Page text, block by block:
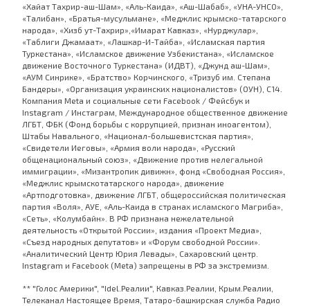
«Хайат Тахрир-аш-Шам», «Аль-Каида», «Аш-Шабаб», «УНА-УНСО»,
«Талибан», «Братья-мусульмане», «Меджлис крымско-татарского
народа», «Хизб ут-Тахрир»,«Имарат Кавказ», «Нурджулар»,
«Таблиги Джамаат», «Лашкар-И-Тайба», «Исламская партия
Туркестана», «Исламское движение Узбекистана», «Исламское
движение Восточного Туркестана» (ИДВТ), «Джунд аш-Шам»,
«АУМ Синрике», «Братство» Корчинского, «Тризуб им. Степана
Бандеры», «Организация украинских националистов» (ОУН), С14.
Компания Meta и социальные сети Facebook / Фейсбук и
Instagram / Инстаграм, Международное общественное движение
ЛГБТ, ФБК (Фонд борьбы с коррупцией, признан иноагентом),
Штабы Навального, «Национал-большевистская партия»,
«Свидетели Иеговы», «Армия воли народа», «Русский
общенациональный союз», «Движение против нелегальной
иммиграции», «Мизантропик дивижн», фонд «Свободная Россия»,
«Меджлис крымскотатарского народа», движение
«Артподготовка», движение ЛГБТ, общероссийская политическая
партия «Воля», АУЕ, «Аль-Каида в странах исламского Магриба»,
«Сеть», «Колумбайн». В РФ признана нежелательной
деятельность «Открытой России», издания «Проект Медиа»,
«Съезд народных депутатов» и «Форум свободной России».
«Аналитический Центр Юрия Левады», Сахаровский центр.
Instagram и Facebook (Metа) запрещены в РФ за экстремизм.
** "Голос Америки", "Idel.Реалии", Кавказ.Реалии, Крым.Реалии,
Телеканал Настоящее Время, Татаро-башкирская служба Радио